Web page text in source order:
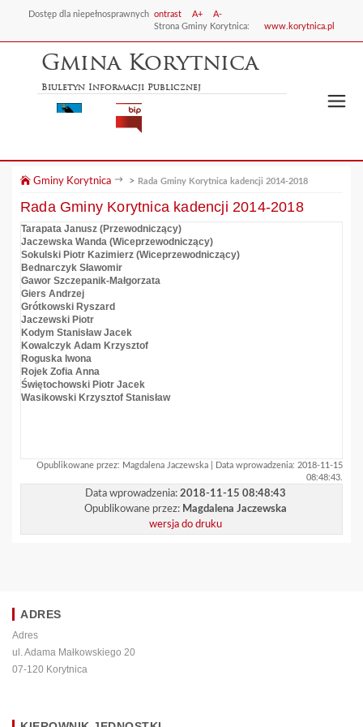
Dostęp dla niepełnosprawnych ontrast A+
A-
Strona Gminy Korytnica:
www.korytnica.pl
Gmina Korytnica
Biuletyn Informacji Publicznej
Gminy Korytnica > Rada Gminy Korytnica kadencji 2014-2018
Rada Gminy Korytnica kadencji 2014-2018
Tarapata Janusz (Przewodniczący)
Jaczewska Wanda (Wiceprzewodniczący)
Sokulski Piotr Kazimierz (Wiceprzewodniczący)
Bednarczyk Sławomir
Gawor Szczepanik-Małgorzata
Giers Andrzej
Grótkowski Ryszard
Jaczewski Piotr
Kodym Stanisław Jacek
Kowalczyk Adam Krzysztof
Roguska Iwona
Rojek Zofia Anna
Świętochowski Piotr Jacek
Wasikowski Krzysztof Stanisław
Opublikowane przez: Magdalena Jaczewska | Data wprowadzenia: 2018-11-15
08:48:43.
Data wprowadzenia: 2018-11-15 08:48:43
Opublikowane przez: Magdalena Jaczewska
wersja do druku
ADRES
Adres
ul. Adama Małkowskiego 20
07-120 Korytnica